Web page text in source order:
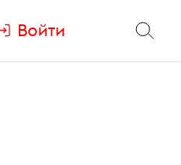
Войти